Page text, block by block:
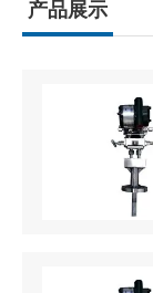
产品展示